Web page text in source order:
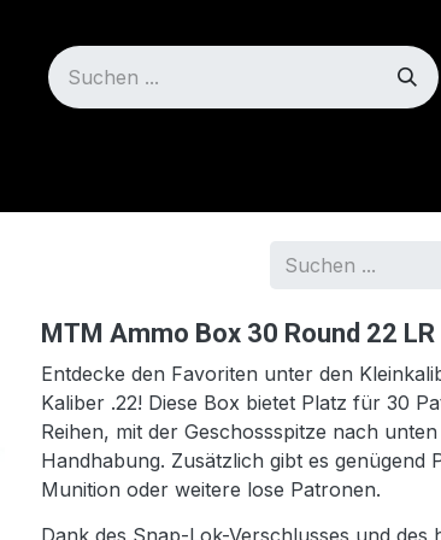
MTM Ammo Box 30 Round 22
Entdecke den Favoriten unter den
Kaliber .22! Diese Box bietet Platz für 30
Reihen, mit der Geschossspitze nach
Handhabung. Zusätzlich gibt es genügend
Munition oder weitere lose Patronen.